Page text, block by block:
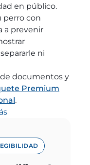
en público.
perro con
a prevenir
ni
documentos y
Premium
.